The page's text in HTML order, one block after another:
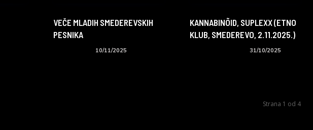
VEČE MLADIH SMEDEREVSKIH
PESNIKA
10/11/2025
KANNABINÕID, SUPLEXX (ETNO
KLUB, SMEDEREVO, 2.11.2025.)
31/10/2025
Strana 1 od 4